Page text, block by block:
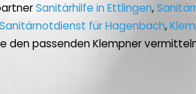
Sanitärhilfe in Ettlingen,
Sanitärnotdienst für Hagenbach,
den passenden Klempner